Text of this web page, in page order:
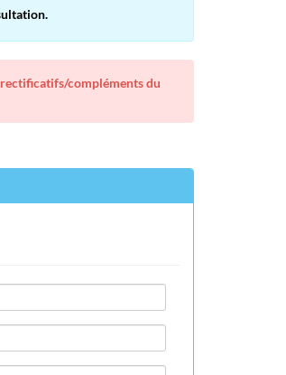
compléments du